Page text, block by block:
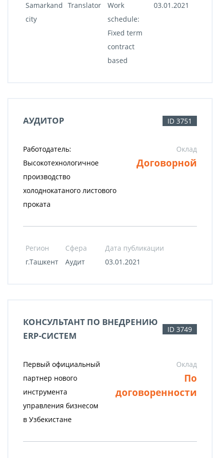
Samarkand
city
Translator
Work
schedule:
Fixed term
contract
based
03.01.2021
АУДИТОР ID 3751
Работодатель:
Высокотехнологичное
производство
холоднокатаного листового
проката
Оклад
Договорной
Регион Сфера
Дата публикации
г.Ташкент
Аудит 03.01.2021
КОНСУЛЬТАНТ ПО ВНЕДРЕНИЮ
ERP-СИСТЕМ
ID 3749
Первый официальный
партнер нового
инструмента
управления бизнесом
в Узбекистане
Оклад
По
договоренности